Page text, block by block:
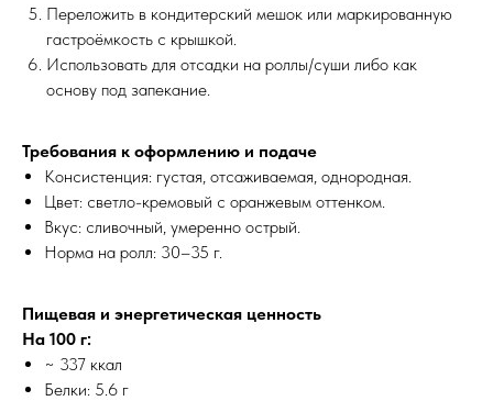
Переложить в кондитерский мешок или маркированную
гастроёмкость с крышкой.
Использовать для отсадки на роллы/суши либо как
основу под запекание.
Требования к оформлению и подаче
Консистенция: густая, отсаживаемая, однородная.
Цвет: светло-кремовый с оранжевым оттенком.
Вкус: сливочный, умеренно острый.
Норма на ролл: 30–35 г.
Пищевая и энергетическая ценность
На 100 г:
~ 337 ккал
Белки: 5.6 г